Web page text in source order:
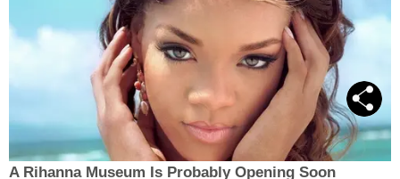
A Rihanna Museum Is Probably Opening Soon